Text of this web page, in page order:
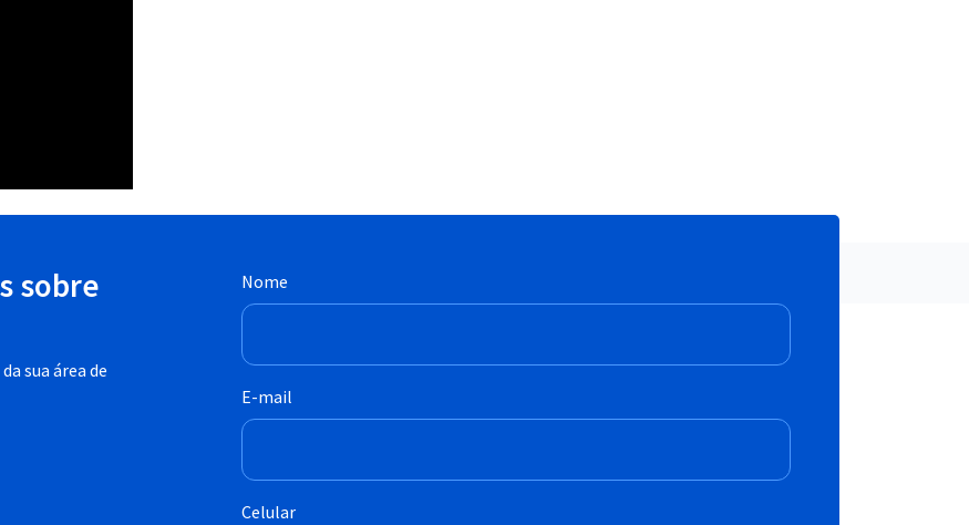
sobre
sua área de
Nome
E-mail
Celular